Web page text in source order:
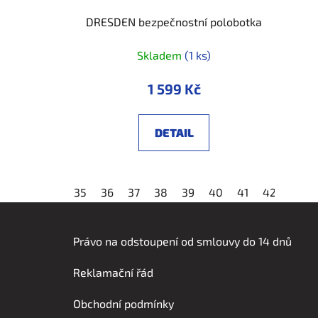
DRESDEN bezpečnostní polobotka
Skladem(1 ks)
1 599 Kč
DETAIL
35 36 37 38 39 40 41 42
Právo na odstoupení od smlouvy do 14 dnů
Reklamační řád
Obchodní podmínky